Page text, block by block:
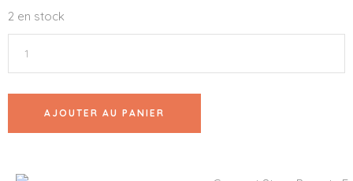
2 en stock
AJOUTER AU PANIER